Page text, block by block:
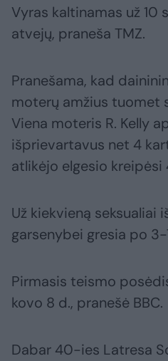
Vyras kaltinamas už 10
atvejų, praneša TMZ.
Pranešama, kad
moterų amžius tuomet
Viena moteris R. Kelly
išprievartavus net 4
atlikėjo elgesio kreipėsi
Už kiekvieną seksualiai
garsenybei gresia po 3-
Pirmasis teismo
kovo 8 d., pranešė BBC.
Dabar 40-ies Latresa